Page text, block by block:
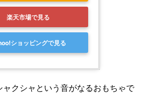
楽天市場で見る
ショッピングで見る
クシャという音がなるおもちゃで